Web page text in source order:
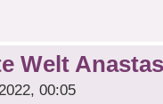
Welt
00:05